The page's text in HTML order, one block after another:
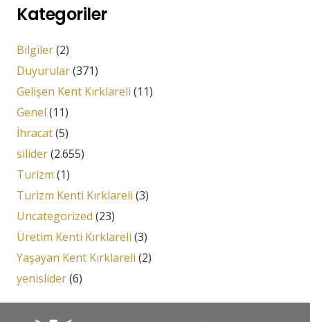
Kategoriler
Bilgiler(2)
Duyurular(371)
Gelişen Kent Kırklareli (11)
Genel (11)
İhracat(5)
silider(2.655)
Turizm (1)
Turizm Kenti Kırklareli (3)
Uncategorized (23)
Üretim Kenti Kırklareli (3)
Yaşayan Kent Kırklareli (2)
yenislider(6)